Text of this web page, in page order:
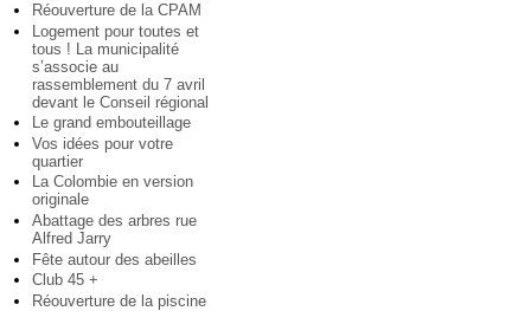
Réouverture de la CPAM
Logement pour toutes et
tous ! La municipalité
s’associe au
rassemblement du 7 avril
devant le Conseil régional
Le grand embouteillage
Vos idées pour votre
quartier
La Colombie en version
originale
Abattage des arbres rue
Alfred Jarry
Fête autour des abeilles
Club 45 +
Réouverture de la piscine